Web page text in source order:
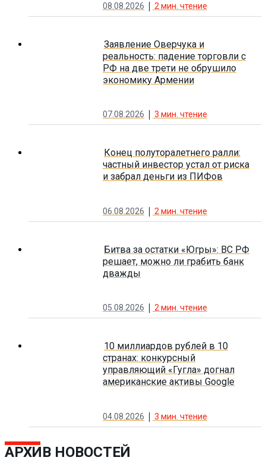
08.08.2026 2 мин. чтение
Заявление Оверчука и
реальность: падение торговли с
РФ на две трети не обрушило
экономику Армении
07.08.2026 3 мин. чтение
Конец полуторалетнего ралли:
частный инвестор устал от риска
и забрал деньги из ПИФов
06.08.2026 2 мин. чтение
Битва за остатки «Югры»: ВС РФ
решает, можно ли грабить банк
дважды
05.08.2026 2 мин. чтение
10 миллиардов рублей в 10
странах: конкурсный
управляющий «Гугла» догнал
американские активы Google
04.08.2026 3 мин. чтение
АРХИВ НОВОСТЕЙ